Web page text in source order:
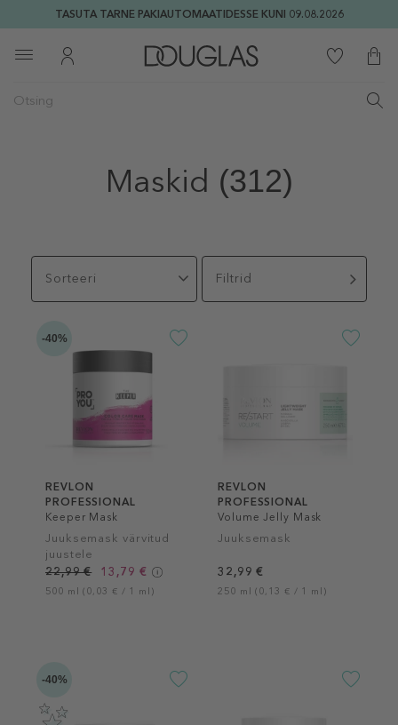
TASUTA TARNE PAKIAUTOMAATIDESSE KUNI 09.08.2026
Maskid (312)
Sorteeri Filtrid
-40%
REVLON
PROFESSIONAL
Keeper Mask
Juuksemask värvitud
juustele
22,99 €
13,79 €
500 ml (0,03 € / 1 ml)
REVLON
PROFESSIONAL
Volume Jelly Mask
Juuksemask
32,99 €
250 ml (0,13 € / 1 ml)
-40%